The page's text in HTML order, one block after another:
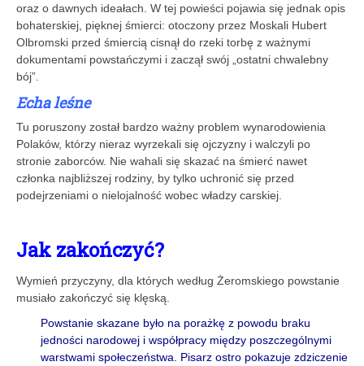
oraz o dawnych ideałach. W tej powieści pojawia się jednak opis
bohaterskiej, pięknej śmierci: otoczony przez Moskali Hubert
Olbromski przed śmiercią cisnął do rzeki torbę z ważnymi
dokumentami powstańczymi i zaczął swój „ostatni chwalebny
bój”.
Echa leśne
Tu poruszony został bardzo ważny problem wynarodowienia
Polaków, którzy nieraz wyrzekali się ojczyzny i walczyli po
stronie zaborców. Nie wahali się skazać na śmierć nawet
członka najbliższej rodziny, by tylko uchronić się przed
podejrzeniami o nielojalność wobec władzy carskiej.
Jak zakończyć?
Wymień przyczyny, dla których według Żeromskiego powstanie
musiało zakończyć się klęską.
Powstanie skazane było na porażkę z powodu braku
jedności narodowej i współpracy między poszczególnymi
warstwami społeczeństwa. Pisarz ostro pokazuje zdziczenie